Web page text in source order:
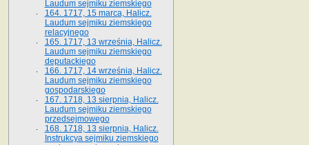
Laudum sejmiku ziemskiego
164. 1717, 15 marca, Halicz.
Laudum sejmiku ziemskiego
relacyjnego
165. 1717, 13 września, Halicz.
Laudum sejmiku ziemskiego
deputackiego
166. 1717, 14 września, Halicz.
Laudum sejmiku ziemskiego
gospodarskiego
167. 1718, 13 sierpnia, Halicz.
Laudum sejmiku ziemskiego
przedsejmowego
168. 1718, 13 sierpnia, Halicz.
Instrukcya sejmiku ziemskiego